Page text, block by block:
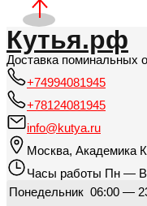
Кутья.рф
Доставка поминальных
+74994081945
+78124081945
info@kutya.ru
Москва, Академика
Часы работы Пн —
Понедельник 06:00 —